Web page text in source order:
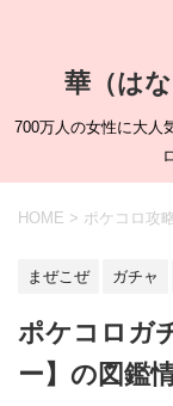
華（は
700万人の女性に大人
HOME > ポケコロ攻
まぜこぜ ガチャ
ポケコロガ
ー】の図鑑